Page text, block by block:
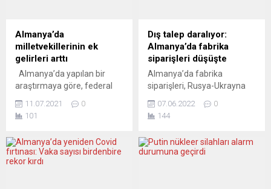
Almanya’da
milletvekillerinin ek
gelirleri arttı
Almanya’da yapılan bir
araştırmaya göre, federal
ek gelirleri son sekiz yılda
yaklaşık iki kat arttı. En fazla
milletvekilleri, sağ
partilerden. Almanya’da
11.07.2021
0
101
Dış talep daralıyor:
Almanya’da fabrika
siparişleri düşüşte
Almanya’da fabrika
siparişleri, Rusya-Ukrayna
Covid-19 karantinalarının
küresel tedarik zincirlerini
beklentilerin epey üzerinde
azalarak düşüşünü art arda
07.06.2022
0
144